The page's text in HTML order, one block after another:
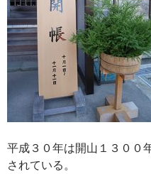
平成３０年は開山１３００
されている。